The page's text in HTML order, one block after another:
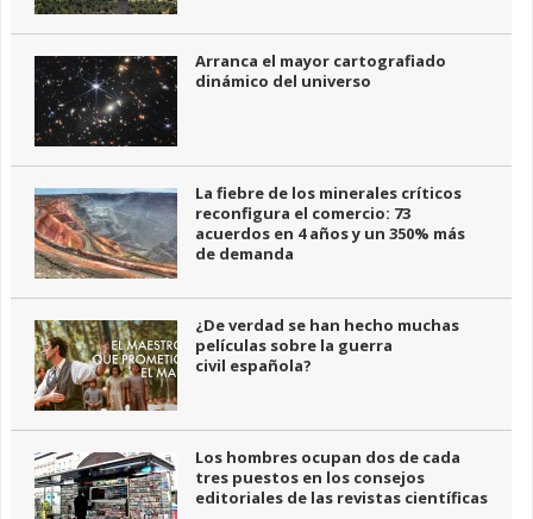
Arranca el mayor cartografiado
dinámico del universo
La fiebre de los minerales críticos
reconfigura el comercio: 73
acuerdos en 4 años y un 350% más
de demanda
¿De verdad se han hecho muchas
películas sobre la guerra
civil española?
Los hombres ocupan dos de cada
tres puestos en los consejos
editoriales de las revistas científicas